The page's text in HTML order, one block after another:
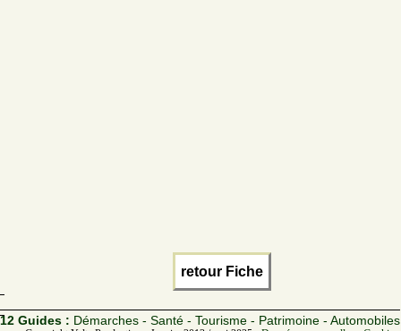
retour Fiche
12 Guides : Démarches - Santé - Tourisme - Patrimoine - Automobiles